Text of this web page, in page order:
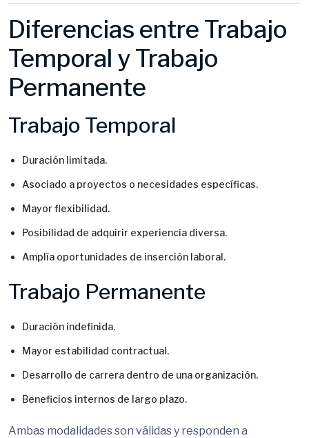
Diferencias entre Trabajo
Temporal y Trabajo
Permanente
Trabajo Temporal
Duración limitada.
Asociado a proyectos o necesidades específicas.
Mayor flexibilidad.
Posibilidad de adquirir experiencia diversa.
Amplía oportunidades de inserción laboral.
Trabajo Permanente
Duración indefinida.
Mayor estabilidad contractual.
Desarrollo de carrera dentro de una organización.
Beneficios internos de largo plazo.
Ambas modalidades son válidas y responden a